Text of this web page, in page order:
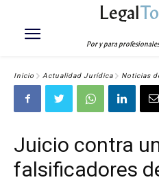
Legal
Por y para
Inicio Actualidad Jurídica Noticias
Juicio contra
falsificadores